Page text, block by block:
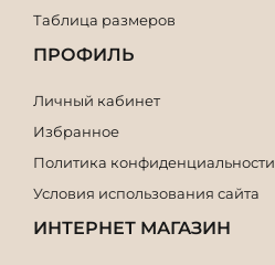
Таблица размеров
ПРОФИЛЬ
Личный кабинет
Избранное
Политика конфиденциальности
Условия использования сайта
ИНТЕРНЕТ МАГАЗИН